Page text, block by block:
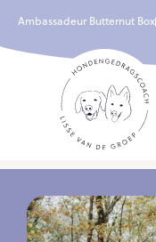
Ambassadeur Butternut Box